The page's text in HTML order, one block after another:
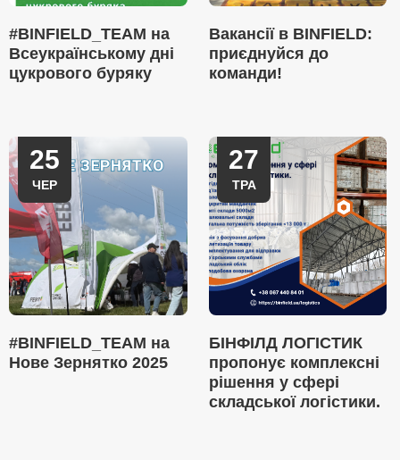
#BINFIELD_TEAM на
Всеукраїнському дні
цукрового буряку
Вакансії в BINFIELD:
приєднуйся до
команди!
25
ЧЕР
#BINFIELD_TEAM на
Нове Зернятко 2025
27
ТРА
БІНФІЛД ЛОГІСТИК
пропонує комплексні
рішення у сфері
складської логістики.